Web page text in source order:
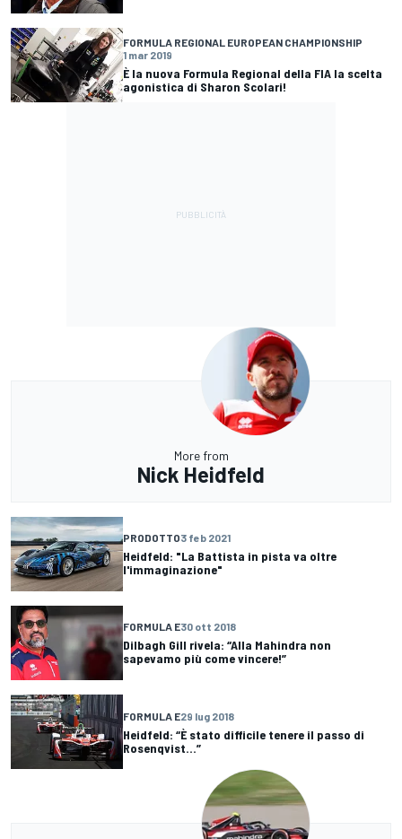
FORMULA REGIONAL EUROPEAN CHAMPIONSHIP
1 mar 2019
È la nuova Formula Regional della FIA la scelta
agonistica di Sharon Scolari!
More from
Nick Heidfeld
PRODOTTO3 feb 2021
Heidfeld: "La Battista in pista va oltre
l'immaginazione"
FORMULA E30 ott 2018
Dilbagh Gill rivela: “Alla Mahindra non
sapevamo più come vincere!”
FORMULA E29 lug 2018
Heidfeld: “È stato difficile tenere il passo di
Rosenqvist...”